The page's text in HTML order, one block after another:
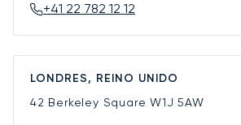
+41 22 782 12 12
LONDRES, REINO UNIDO
42 Berkeley SquareW1J 5AW